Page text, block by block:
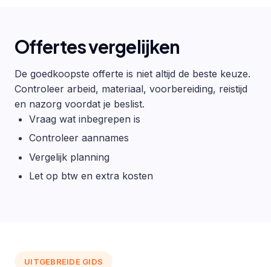
Offertes vergelijken
De goedkoopste offerte is niet altijd de beste keuze.
Controleer arbeid, materiaal, voorbereiding, reistijd
en nazorg voordat je beslist.
Vraag wat inbegrepen is
Controleer aannames
Vergelijk planning
Let op btw en extra kosten
UITGEBREIDE GIDS